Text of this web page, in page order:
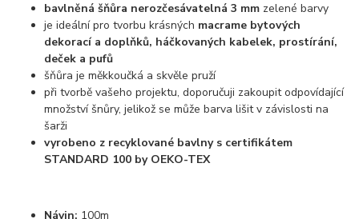
bavlněná šňůra nerozčesávatelná 3 mm zelené barvy
je ideální pro tvorbu krásných macrame bytových
dekorací a doplňků, háčkovaných kabelek, prostírání,
deček a pufů
šňůra je měkkoučká a skvěle pruží
při tvorbě vašeho projektu, doporučuji zakoupit odpovídající
množství šnůry, jelikož se může barva lišit v závislosti na
šarži
vyrobeno z recyklované bavlny s certifikátem
STANDARD 100 by OEKO-TEX
Návin: 100m